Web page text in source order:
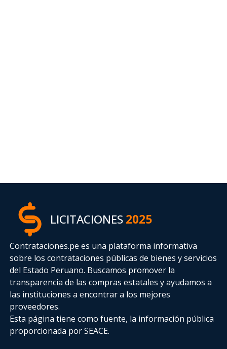
LICITACIONES2025
Contrataciones.pe es una plataforma informativa
sobre los contrataciones públicas de bienes y servicios
del Estado Peruano. Buscamos promover la
transparencia de las compras estatalesy ayudamos a
las instituciones a encontrar a los mejores
proveedores.
Esta página tiene como fuente, la información pública
proporcionada por SEACE.